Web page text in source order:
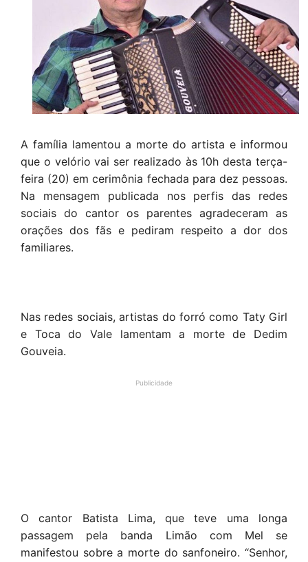
A família lamentou a morte do artista e informou
que o velório vai ser realizado às 10h desta terça-
feira (20) em cerimônia fechada para dez pessoas.
Na mensagem publicada nos perfis das redes
sociais do cantor os parentes agradeceram as
orações dos fãs e pediram respeito a dor dos
familiares.
Nas redes sociais, artistas do forró como Taty Girl
e Toca do Vale lamentam a morte de Dedim
Gouveia.
Publicidade
O cantor Batista Lima, que teve uma longa
passagem pela banda Limão com Mel se
manifestou sobre a morte do sanfoneiro. “Senhor,